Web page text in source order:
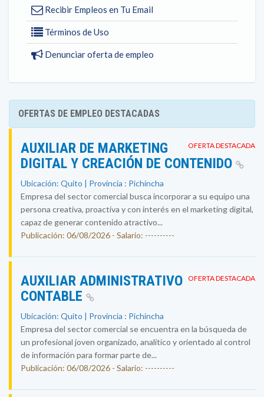
Recibir Empleos en Tu Email
Términos de Uso
Denunciar oferta de empleo
OFERTAS DE EMPLEO DESTACADAS
OFERTA DESTACADA
AUXILIAR DE MARKETING
DIGITAL Y CREACIÓN DE CONTENIDO
Ubicación: Quito | Provincia : Pichincha
Empresa del sector comercial busca incorporar a su equipo una
persona creativa, proactiva y con interés en el marketing digital,
capaz de generar contenido atractivo...
Publicación: 06/08/2026 - Salario: ----------
OFERTA DESTACADA
AUXILIAR ADMINISTRATIVO
CONTABLE
Ubicación: Quito | Provincia : Pichincha
Empresa del sector comercial se encuentra en la búsqueda de
un profesional joven organizado, analítico y orientado al control
de información para formar parte de...
Publicación: 06/08/2026 - Salario: ----------